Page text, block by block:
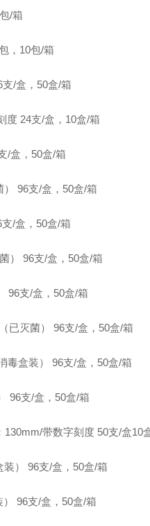
/箱
，10包/箱
/盒，50盒/箱
度 24支/盒，10盒/箱
/盒，50盒/箱
96支/盒，50盒/箱
/盒，50盒/箱
） 96支/盒，50盒/箱
96支/盒，50盒/箱
已灭菌） 96支/盒，50盒/箱
毒盒装） 96支/盒，50盒/箱
96支/盒，50盒/箱
带数字刻度 50支/盒10
） 96支/盒，50盒/箱
96支/盒，50盒/箱